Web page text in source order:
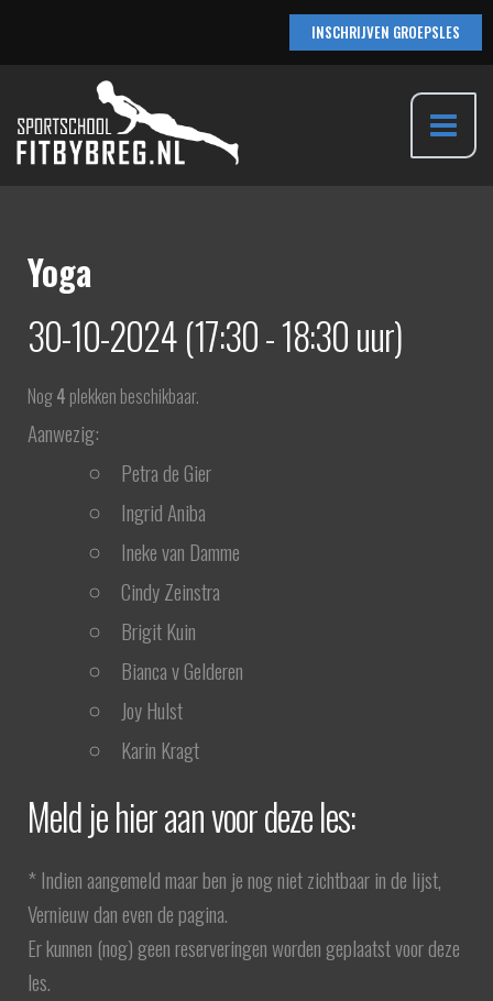
inhoud
INSCHRIJVEN GROEPSLES
Main
Yoga
30-10-2024 (17:30 - 18:30 uur)
Nog4 plekken beschikbaar.
Aanwezig:
Petra de Gier
Ingrid Aniba
Ineke van Damme
Cindy Zeinstra
Brigit Kuin
Bianca v Gelderen
Joy Hulst
Karin Kragt
Meld je hier aan voor deze les:
* Indien aangemeld maar ben je nog niet zichtbaar in de lijst,
Vernieuw dan even de pagina.
Er kunnen (nog) geen reserveringen worden geplaatst voor deze
les.